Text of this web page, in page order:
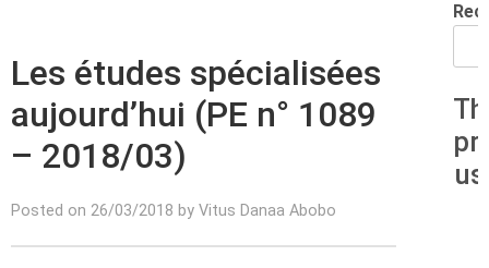
Les études spécialisées
aujourd’hui (PE n° 1089
– 2018/03)
Posted on 26/03/2018 by Vitus Danaa Abobo
us